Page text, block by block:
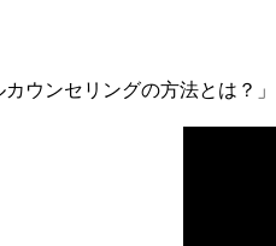
ウンセリングの方法とは？